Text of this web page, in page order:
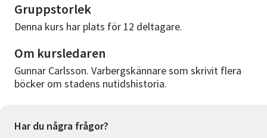
Gruppstorlek
Denna kurs har plats för 12 deltagare.
Om kursledaren
Gunnar Carlsson. Varbergskännare som skrivit flera
böcker om stadens nutidshistoria.
Har du några frågor?